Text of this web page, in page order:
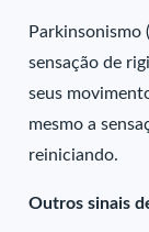
sensação de
seus
mesmo a
reiniciando.
Outros sinais